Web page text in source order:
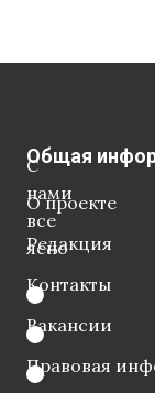
С
нами
все
ясно
Общая
О проекте
Редакция
Контакты
Вакансии
Правовая